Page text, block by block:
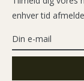
enhver tid